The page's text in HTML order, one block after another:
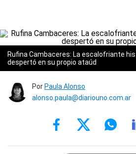
Rufina Cambaceres: La escalofriante
despertó en su propio ataúd
Por Paula Alonso
alonso.paula@diariouno.com.ar